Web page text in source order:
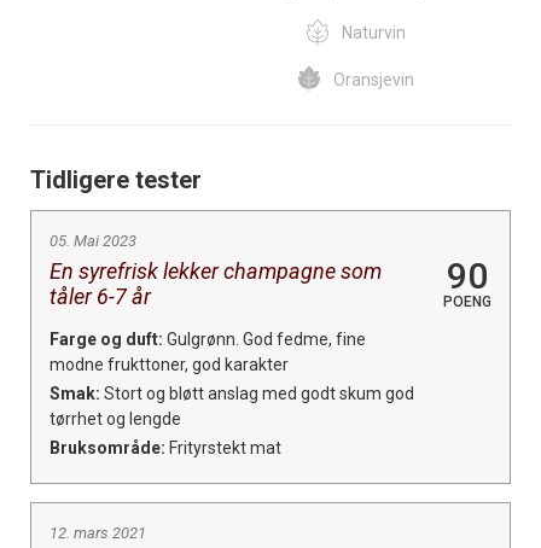
Naturvin
Oransjevin
Tidligere tester
05. Mai 2023
En syrefrisk lekker champagne som
tåler 6-7 år
90
POENG
Farge og duft: Gulgrønn. God fedme, fine
modne frukttoner, god karakter
Smak: Stort og bløtt anslag med godt skum god
tørrhet og lengde
Bruksområde: Frityrstekt mat
12. mars 2021